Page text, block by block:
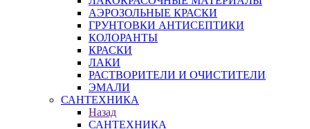
АЭРОЗОЛЬНЫЕ КРАСКИ
ГРУНТОВКИ АНТИСЕПТИКИ
КОЛОРАНТЫ
КРАСКИ
ЛАКИ
РАСТВОРИТЕЛИ И ОЧИСТИТЕЛИ
ЭМАЛИ
САНТЕХНИКА
Назад
САНТЕХНИКА